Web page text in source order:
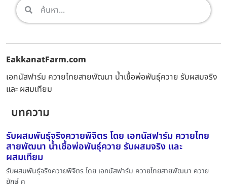
EakkanatFarm.com
เอกนัสฟาร์ม ควายไทยสายพัฒนา น้ำเชื้อพ่อพันธุ์ควาย รับผสมจริง
และ ผสมเทียม
บทความ
รับผสมพันธุ์จริงควายพิจิตร โดย เอกนัสฟาร์ม ควายไทย
สายพัฒนา น้ำเชื้อพ่อพันธุ์ควาย รับผสมจริง และ
ผสมเทียม
รับผสมพันธุ์จริงควายพิจิตร โดย เอกนัสฟาร์ม ควายไทยสายพัฒนา ควาย
ยักษ์ ค